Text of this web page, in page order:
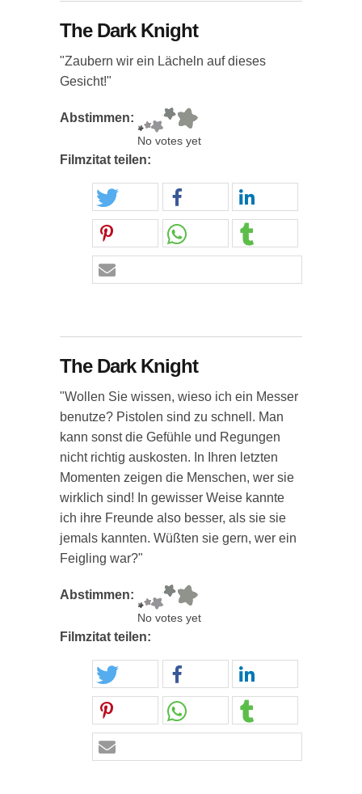
The Dark Knight
"Zaubern wir ein Lächeln auf dieses
Gesicht!"
Abstimmen:
No votes yet
Filmzitat teilen:
The Dark Knight
"Wollen Sie wissen, wieso ich ein Messer
benutze? Pistolen sind zu schnell. Man
kann sonst die Gefühle und Regungen
nicht richtig auskosten. In Ihren letzten
Momenten zeigen die Menschen, wer sie
wirklich sind! In gewisser Weise kannte
ich ihre Freunde also besser, als sie sie
jemals kannten. Wüßten sie gern, wer ein
Feigling war?"
Abstimmen:
No votes yet
Filmzitat teilen: